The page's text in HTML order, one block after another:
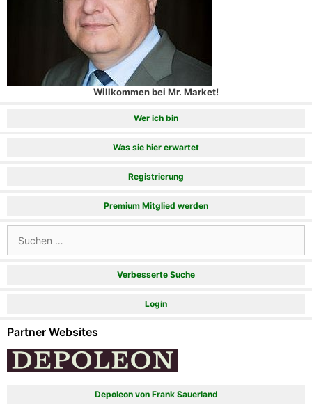
Willkommen bei Mr. Market!
Wer ich bin
Was sie hier erwartet
Registrierung
Premium Mitglied werden
nach:
Verbesserte Suche
Login
Partner Websites
Depoleon von Frank Sauerland